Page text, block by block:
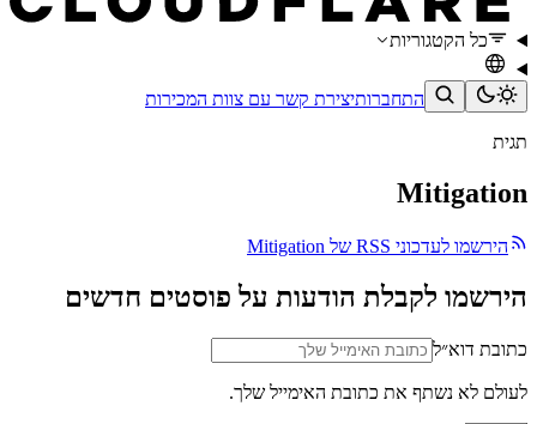
כל הקטגוריות
התחברותיצירת קשר עם צוות המכירות
תגית
Mitigation
הירשמו לעדכוני RSS של Mitigation
הירשמו לקבלת הודעות על פוסטים חדשים
כתובת דוא״ל
לעולם לא נשתף את כתובת האימייל שלך.